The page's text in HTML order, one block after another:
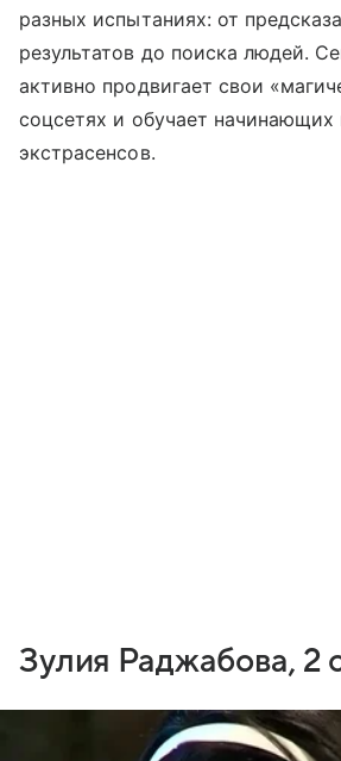
разных испытаниях: от
результатов до поиска людей.
активно продвигает свои
соцсетях и обучает начинающих
экстрасенсов.
Зулия Раджабова, 2